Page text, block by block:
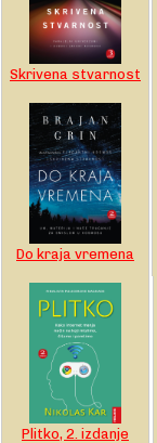
Skrivena stvarnost
Do kraja vremena
Plitko, 2. izdanje